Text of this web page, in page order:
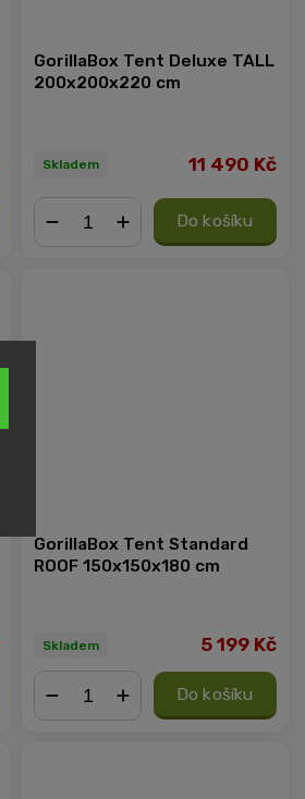
GorillaBox Tent Deluxe TALL
200x200x220 cm
Skladem 11 490 Kč
Do košíku
GorillaBox Tent Standard
ROOF 150x150x180 cm
Skladem 5 199 Kč
Do košíku